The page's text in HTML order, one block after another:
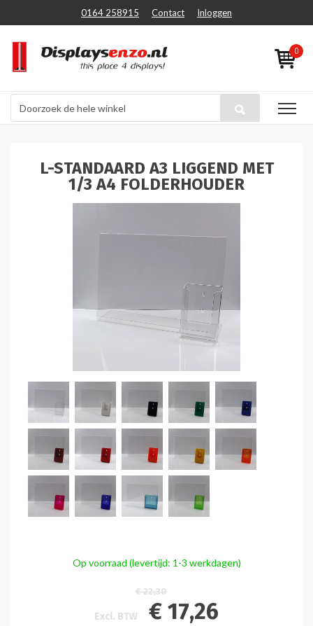
0164 258915 Contact Inloggen
0
L-STANDAARD A3 LIGGEND MET
1/3 A4 FOLDERHOUDER
Op voorraad (levertijd: 1-3 werkdagen)
€ 22,30
Excl. BTW € 17,26